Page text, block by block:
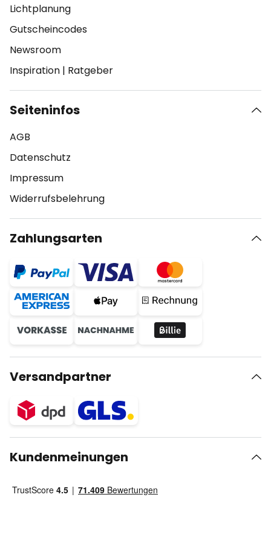
Lichtplanung
Gutscheincodes
Newsroom
Inspiration | Ratgeber
Seiteninfos
AGB
Datenschutz
Impressum
Widerrufsbelehrung
Zahlungsarten
Versandpartner
Kundenmeinungen